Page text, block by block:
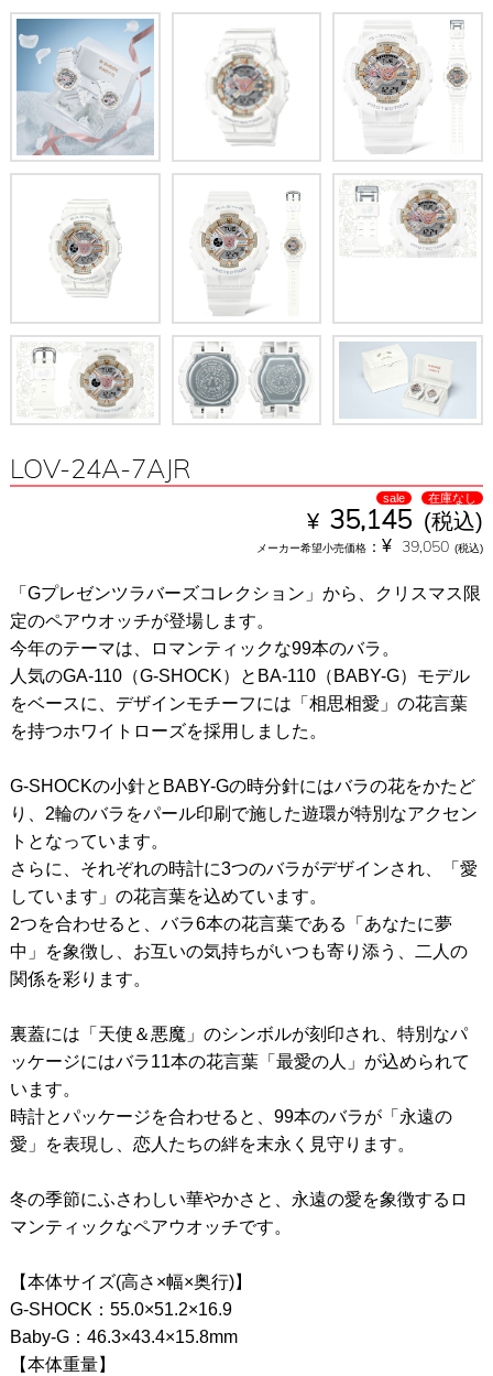
LOV-24A-7AJR
sale 在庫なし
¥ 35,145 (税込)
メーカー希望小売価格 ：¥ 39,050 (税込)
「Gプレゼンツラバーズコレクション」から、クリスマス限
定のペアウオッチが登場します。
今年のテーマは、ロマンティックな99本のバラ。
人気のGA-110（G-SHOCK）とBA-110（BABY-G）モデル
をベースに、デザインモチーフには「相思相愛」の花言葉
を持つホワイトローズを採用しました。
G-SHOCKの小針とBABY-Gの時分針にはバラの花をかたど
り、2輪のバラをパール印刷で施した遊環が特別なアクセン
トとなっています。
さらに、それぞれの時計に3つのバラがデザインされ、「愛
しています」の花言葉を込めています。
2つを合わせると、バラ6本の花言葉である「あなたに夢
中」を象徴し、お互いの気持ちがいつも寄り添う、二人の
関係を彩ります。
裏蓋には「天使＆悪魔」のシンボルが刻印され、特別なパ
ッケージにはバラ11本の花言葉「最愛の人」が込められて
います。
時計とパッケージを合わせると、99本のバラが「永遠の
愛」を表現し、恋人たちの絆を末永く見守ります。
冬の季節にふさわしい華やかさと、永遠の愛を象徴するロ
マンティックなペアウオッチです。
【本体サイズ(高さ×幅×奥行)】
G-SHOCK：55.0×51.2×16.9
Baby-G：46.3×43.4×15.8mm
【本体重量】